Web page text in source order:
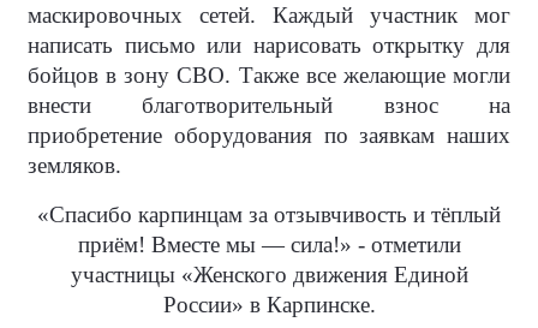
маскировочных сетей. Каждый участник мог
написать письмо или нарисовать открытку для
бойцов в зону СВО. Также все желающие могли
внести благотворительный взнос на
приобретение оборудования по заявкам наших
земляков.
«Спасибо карпинцам за отзывчивость и тёплый
приём! Вместе мы — сила!» - отметили
участницы «Женского движения Единой
России» в Карпинске.